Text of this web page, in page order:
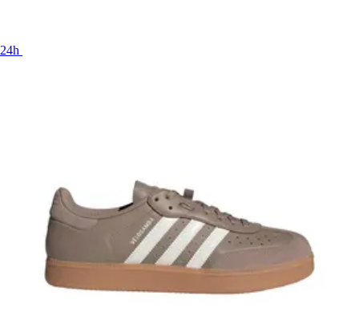
24h